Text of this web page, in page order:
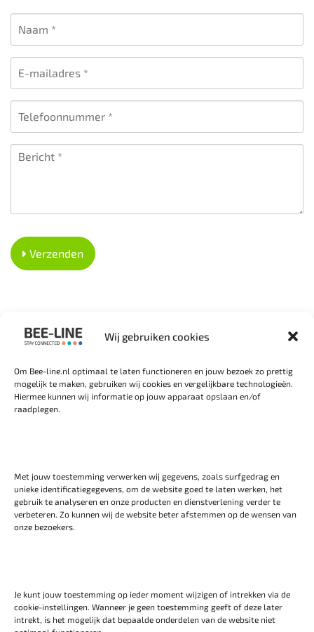
Wij gebruiken cookies
Om Bee-line.nl optimaal te laten functioneren en jouw bezoek zo prettig
mogelijk te maken, gebruiken wij cookies en vergelijkbare technologieën.
Hiermee kunnen wij informatie op jouw apparaat opslaan en/of
raadplegen.
Met jouw toestemming verwerken wij gegevens, zoals surfgedrag en
unieke identificatiegegevens, om de website goed te laten werken, het
gebruik te analyseren en onze producten en dienstverlening verder te
verbeteren. Zo kunnen wij de website beter afstemmen op de wensen van
onze bezoekers.
Je kunt jouw toestemming op ieder moment wijzigen of intrekken via de
cookie-instellingen. Wanneer je geen toestemming geeft of deze later
intrekt, is het mogelijk dat bepaalde onderdelen van de website niet
mailadres
Bericht
Verzenden
Snel contact
line.nl
Wij zijn Bee-Line
Wij leveren hoogwaardige servicegerichte oplossingen,
gericht op optimalisatie van de zogeheten 'customer
journey'.